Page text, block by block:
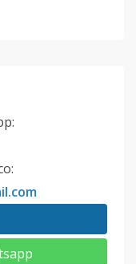
:
: